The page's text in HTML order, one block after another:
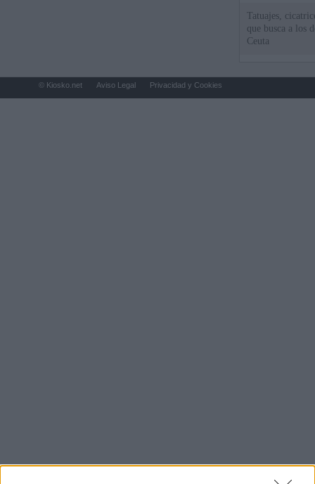
Tatuajes,
que busca a los
Ceuta
© Kiosko.net Aviso Legal Privacidad y Cookies